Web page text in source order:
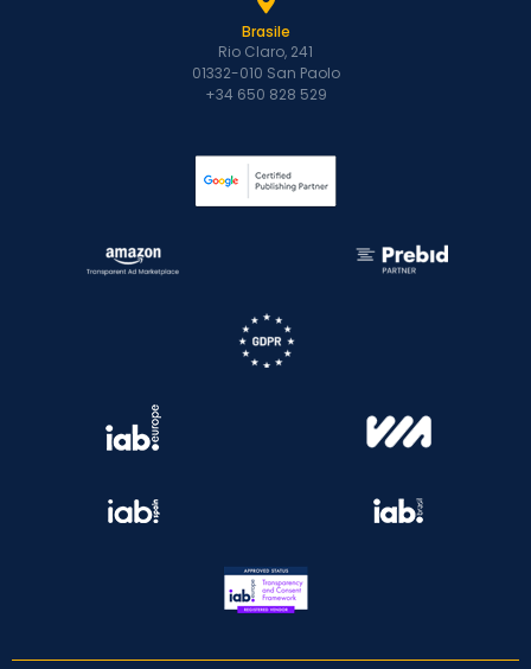
Brasile
Rio Claro, 241
01332-010 San Paolo
+34 650 828 529